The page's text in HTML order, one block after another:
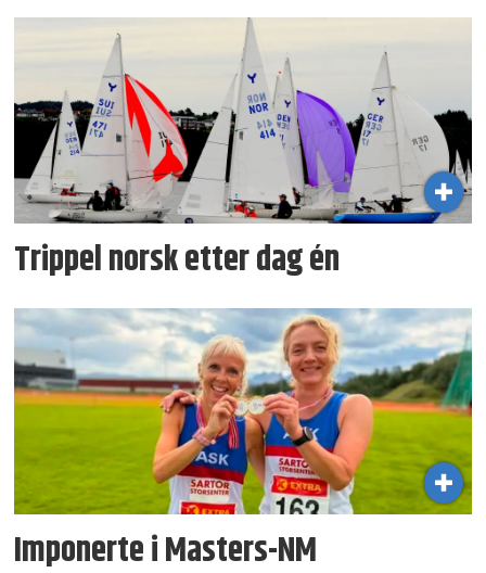
Trippel norsk etter dag én
Imponerte i Masters-NM